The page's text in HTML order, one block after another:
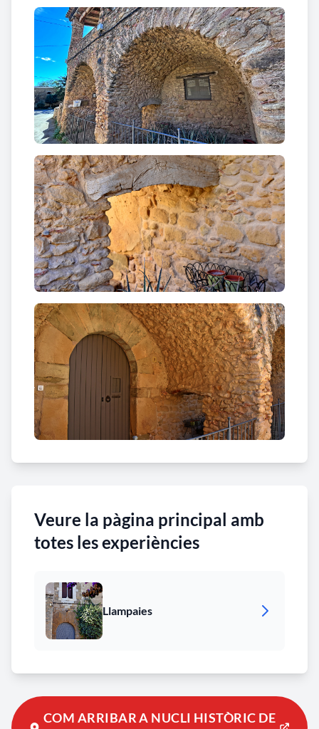
embigat i dos pilars quadrats, un central i l'altre a la
cantonada, que el sostenen. El portal d'accés és
d'arc de mig punt adovellat, amb la inscripció "PERE
BARO A 17 DE JULIOL DE 1636". Està situat sota
l'arcada sud. A la nord hi ha una finestra rectangular
modificada. Al pis, les finestres són rectangulars i
algunes estan emmarcades amb carreus de pedra.
La construcció, bastida amb pedra desbastada i
morter, experimentà remodelacions i ampliacions
posteriors, tal com ho testimonia la data gravada a
la porta
Veure la pàgina principal amb
totes les experiències
Llampaies
COM ARRIBAR A NUCLI HISTÒRIC DE